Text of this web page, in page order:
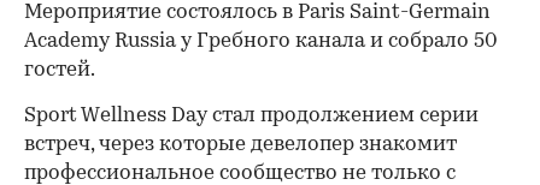
Мероприятие состоялось в Paris Saint-Germain
Academy Russia у Гребного канала и собрало 50
гостей.
Sport Wellness Day стал продолжением серии
встреч, через которые девелопер знакомит
профессиональное сообщество не только с